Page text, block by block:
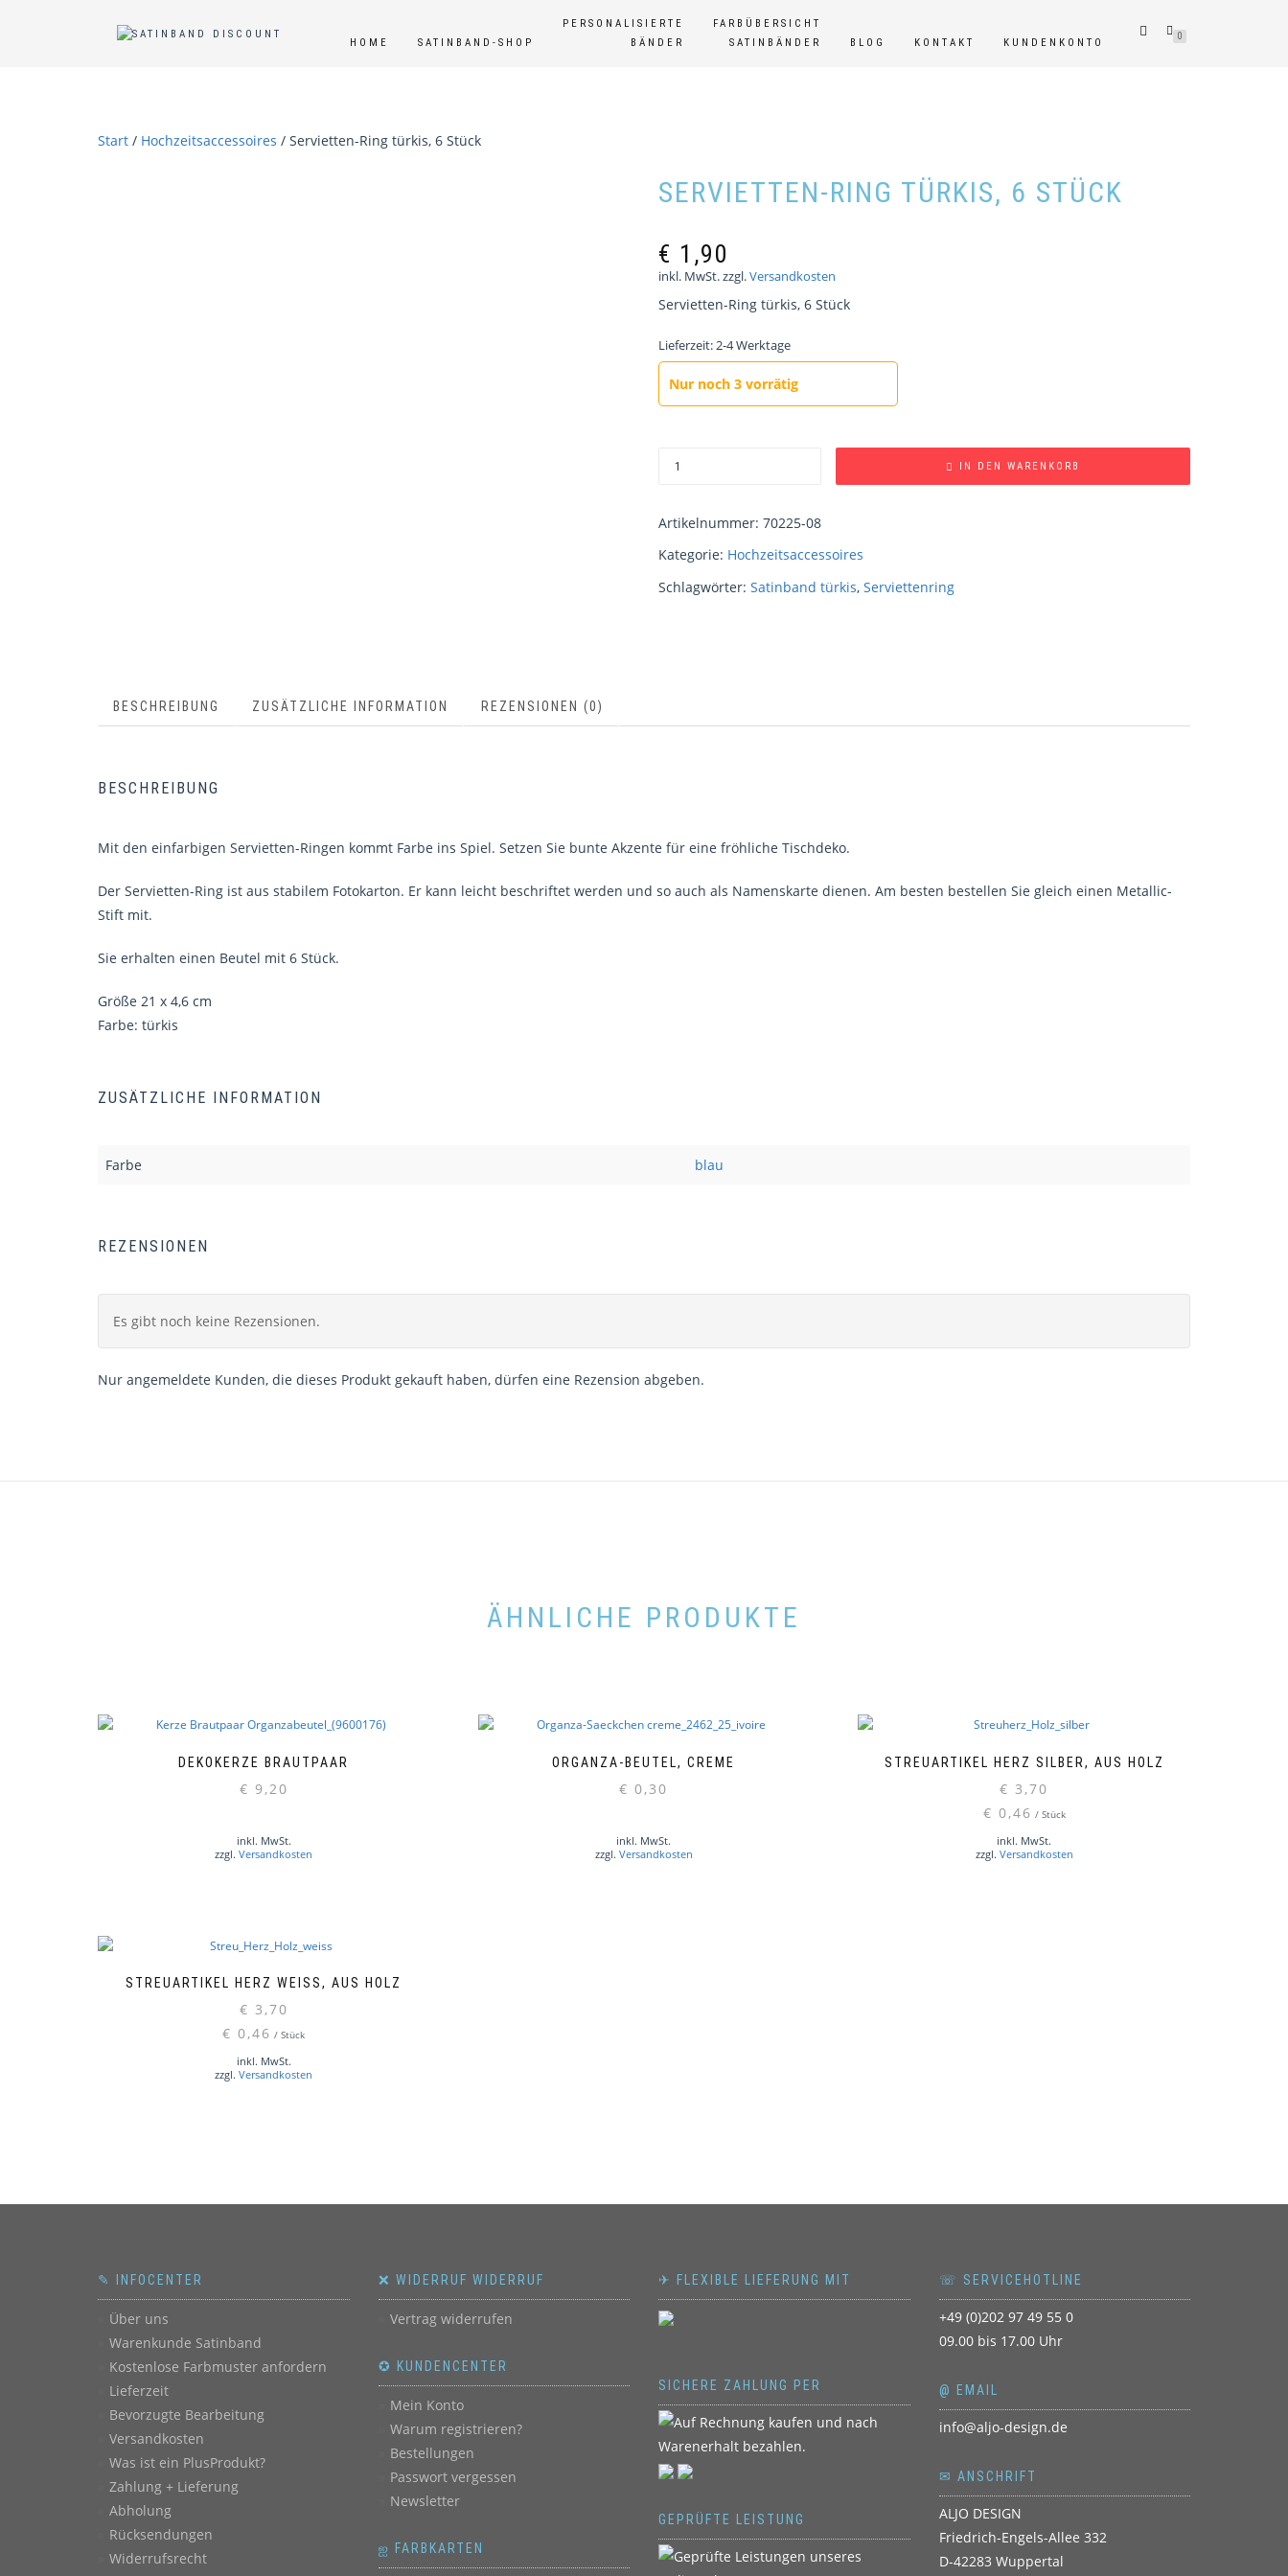
HOME SATINBAND-SHOP
PERSONALISIERTE
BÄNDER
FARBÜBERSICHT
SATINBÄNDER
BLOG KONTAKT KUNDENKONTO
0
Start / Hochzeitsaccessoires / Servietten-Ring türkis, 6 Stück
SERVIETTEN-RING TÜRKIS, 6 STÜCK
€ 1,90
inkl. MwSt.zzgl.Versandkosten
Servietten-Ring türkis, 6 Stück
Lieferzeit:2-4 Werktage
Nur noch 3 vorrätig
IN DEN WARENKORB
Artikelnummer: 70225-08
Kategorie: Hochzeitsaccessoires
Schlagwörter: Satinband türkis, Serviettenring
BESCHREIBUNG ZUSÄTZLICHE INFORMATION REZENSIONEN (0)
BESCHREIBUNG
Mit den einfarbigen Servietten-Ringen kommt Farbe ins Spiel. Setzen Sie bunte Akzente für eine fröhliche Tischdeko.
Der Servietten-Ring ist aus stabilem Fotokarton. Er kann leicht beschriftet werden und so auch als Namenskarte dienen. Am besten bestellen Sie gleich einen Metallic-
Stift mit.
Sie erhalten einen Beutel mit 6 Stück.
Größe 21 x 4,6 cm
Farbe: türkis
ZUSÄTZLICHE INFORMATION
Farbe blau
REZENSIONEN
Es gibt noch keine Rezensionen.
Nur angemeldete Kunden, die dieses Produkt gekauft haben, dürfen eine Rezension abgeben.
ÄHNLICHE PRODUKTE
DEKOKERZE BRAUTPAAR
€ 9,20
inkl. MwSt.
zzgl.Versandkosten
ORGANZA-BEUTEL, CREME
€ 0,30
inkl. MwSt.
zzgl. Versandkosten
STREUARTIKEL HERZ SILBER, AUS HOLZ
€ 3,70
€ 0,46 / Stück
inkl. MwSt.
zzgl. Versandkosten
STREUARTIKEL HERZ WEISS, AUS HOLZ
€ 3,70
€ 0,46 /Stück
inkl. MwSt.
zzgl.Versandkosten
✎ INFOCENTER
Über uns
Warenkunde Satinband
Kostenlose Farbmuster anfordern
Lieferzeit
Bevorzugte Bearbeitung
Versandkosten
Was ist ein PlusProdukt?
Zahlung + Lieferung
Abholung
Rücksendungen
Widerrufsrecht
❌ WIDERRUF WIDERRUF
Vertrag widerrufen
✪ KUNDENCENTER
Mein Konto
Warum registrieren?
Bestellungen
Passwort vergessen
Newsletter
ஐ FARBKARTEN
✈ FLEXIBLE LIEFERUNG MIT
SICHERE ZAHLUNG PER
GEPRÜFTE LEISTUNG
☏ SERVICEHOTLINE
+49 (0)202 97 49 55 0
09.00 bis 17.00 Uhr
@ EMAIL
info@aljo-design.de
✉ ANSCHRIFT
ALJO DESIGN
Friedrich-Engels-Allee 332
D-42283 Wuppertal